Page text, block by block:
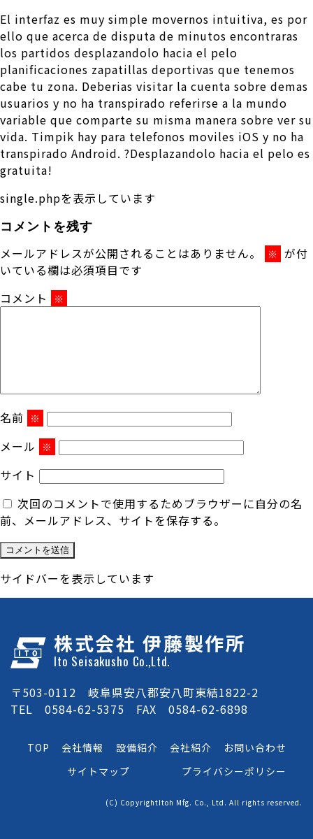
El interfaz es muy simple movernos intuitiva, es por
ello que acerca de disputa de minutos encontraras
los partidos desplazandolo hacia el pelo
planificaciones zapatillas deportivas que tenemos
cabe tu zona. Deberias visitar la cuenta sobre demas
usuarios y no ha transpirado referirse a la mundo
variable que comparte su misma manera sobre ver su
vida. Timpik hay para telefonos moviles iOS y no ha
transpirado Android. ?Desplazandolo hacia el pelo es
gratuita!
single.phpを表示しています
コメントを残す
メールアドレスが公開されることはありません。 ※ が付
いている欄は必須項目です
コメント
※
名前 ※
メール ※
サイト
次回のコメントで使用するためブラウザーに自分の名
前、メールアドレス、サイトを保存する。
サイドバーを表示しています
株式会社 伊藤製作所
Ito Seisakusho Co.,Ltd.
〒503-0112 岐阜県安八郡安八町東結1822-2
TEL 0584-62-5375 FAX 0584-62-6898
TOP 会社情報 設備紹介 会社紹介
お問い合わせ
サイトマップ
プライバシーポリシー
(C) CopyrightItoh Mfg. Co., Ltd. All rights reserved.